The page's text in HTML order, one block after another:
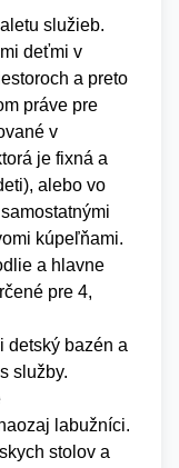
služieb.
deťmi v
a preto
práve pre
v
je fixná a
alebo vo
kúpeľňami.
a hlavne
pre 4,
detský bazén a
služby.
labužníci.
stolov a